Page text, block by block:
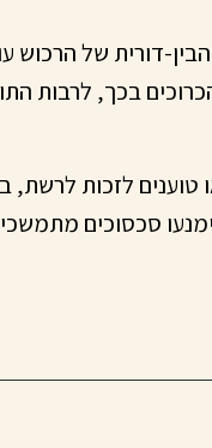
דורית של הרכוש
בכך, לרבות
טוענים לזכות
סכסוכים